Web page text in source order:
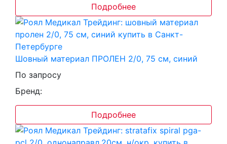
Подробнее
Шовный материал ПРОЛЕН 2/0, 75 см, синий
По запросу
Бренд:
Подробнее